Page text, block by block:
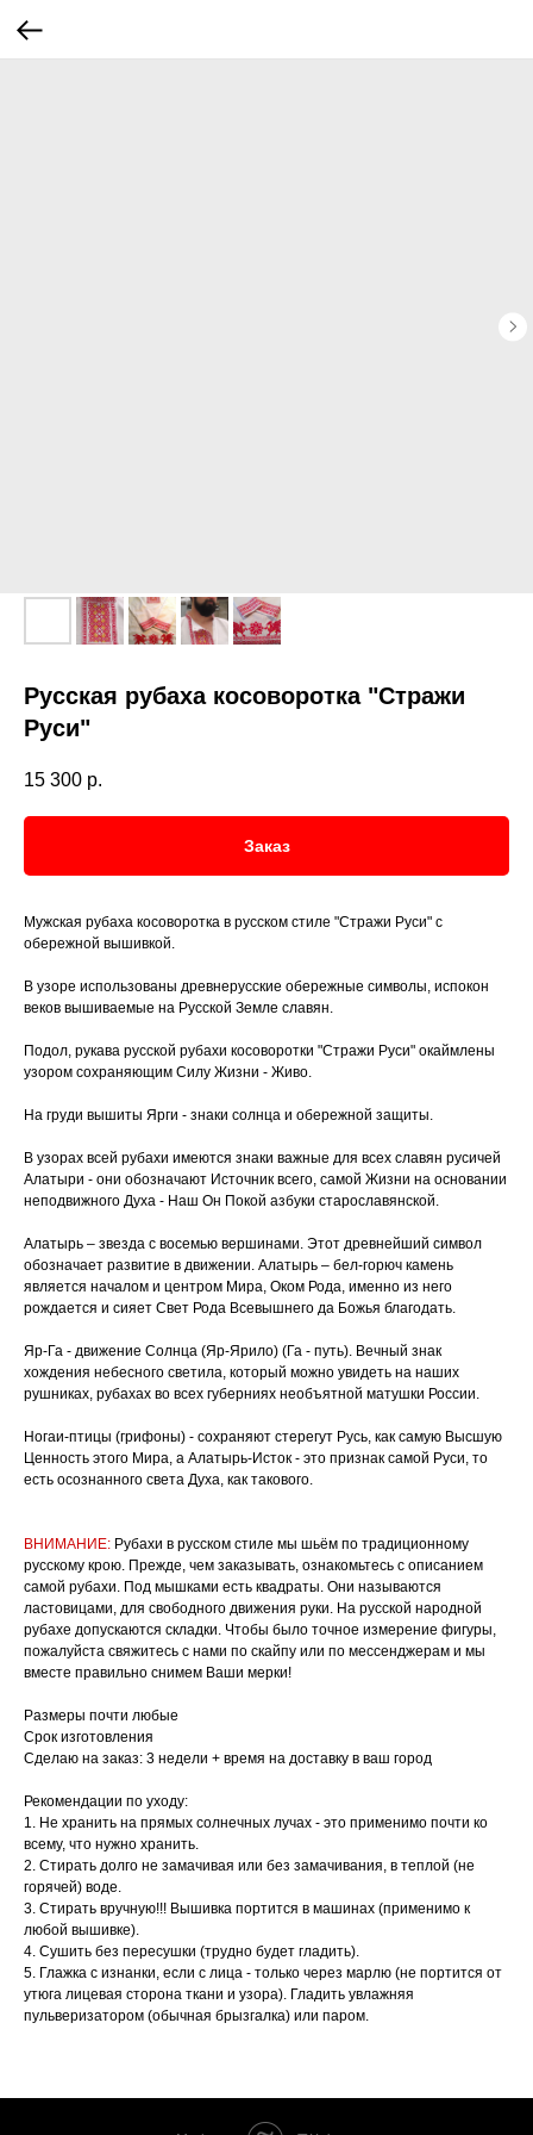
Русская рубаха косоворотка "Стражи
Руси"
15 300 р.
Заказ
Мужская рубаха косоворотка в русском стиле "Стражи Руси" с
обережной вышивкой.
В узоре использованы древнерусские обережные символы, испокон
веков вышиваемые на Русской Земле славян.
Подол, рукава русской рубахи косоворотки "Стражи Руси" окаймлены
узором сохраняющим Силу Жизни - Живо.
На груди вышиты Ярги - знаки солнца и обережной защиты.
В узорах всей рубахи имеются знаки важные для всех славян русичей
Алатыри - они обозначают Источник всего, самой Жизни на основании
неподвижного Духа - Наш Он Покой азбуки старославянской.
Алатырь – звезда с восемью вершинами. Этот древнейший символ
обозначает развитие в движении. Алатырь – бел-горюч камень
является началом и центром Мира, Оком Рода, именно из него
рождается и сияет Свет Рода Всевышнего да Божья благодать.
Яр-Га - движение Солнца (Яр-Ярило) (Га - путь). Вечный знак
хождения небесного светила, который можно увидеть на наших
рушниках, рубахах во всех губерниях необъятной матушки России.
Ногаи-птицы (грифоны) - сохраняют стерегут Русь, как самую Высшую
Ценность этого Мира, а Алатырь-Исток - это признак самой Руси, то
есть осознанного света Духа, как такового.
ВНИМАНИЕ: Рубахи в русском стиле мы шьём по традиционному
русскому крою. Прежде, чем заказывать, ознакомьтесь с описанием
самой рубахи. Под мышками есть квадраты. Они называются
ластовицами, для свободного движения руки. На русской народной
рубахе допускаются складки. Чтобы было точное измерение фигуры,
пожалуйста свяжитесь с нами по скайпу или по мессенджерам и мы
вместе правильно снимем Ваши мерки!
Размеры почти любые
Срок изготовления
Сделаю на заказ: 3 недели + время на доставку в ваш город
Рекомендации по уходу:
1. Не хранить на прямых солнечных лучах - это применимо почти ко
всему, что нужно хранить.
2. Стирать долго не замачивая или без замачивания, в теплой (не
горячей) воде.
3. Стирать вручную!!! Вышивка портится в машинах (применимо к
любой вышивке).
4. Сушить без пересушки (трудно будет гладить).
5. Глажка с изнанки, если с лица - только через марлю (не портится от
утюга лицевая сторона ткани и узора). Гладить увлажняя
пульверизатором (обычная брызгалка) или паром.